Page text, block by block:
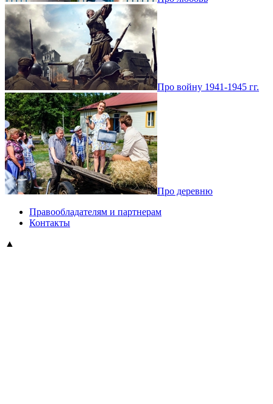
Про войну 1941-1945 гг.
Про деревню
Правообладателям и партнерам
Контакты
▲